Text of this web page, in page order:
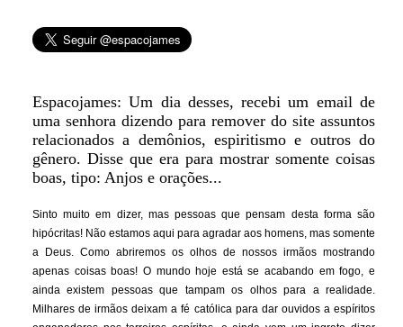
Espacojames: Um dia desses, recebi um email de
uma senhora dizendo para remover do site assuntos
relacionados a demônios, espiritismo e outros do
gênero. Disse que era para mostrar somente coisas
boas, tipo: Anjos e orações...
Sinto muito em dizer, mas pessoas que pensam desta forma são
hipócritas! Não estamos aqui para agradar aos homens, mas somente
a Deus. Como abriremos os olhos de nossos irmãos mostrando
apenas coisas boas! O mundo hoje está se acabando em fogo, e
ainda existem pessoas que tampam os olhos para a realidade.
Milhares de irmãos deixam a fé católica para dar ouvidos a espíritos